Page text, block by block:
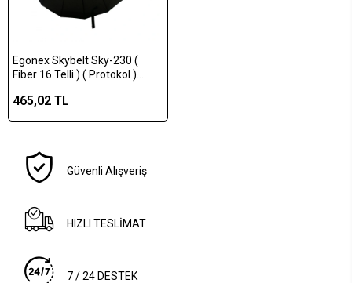
Egonex Skybelt Sky-230 (
Fiber 16 Telli ) ( Protokol )
465,02 TL
Güvenli Alışveriş
HIZLI TESLİMAT
7 / 24 DESTEK